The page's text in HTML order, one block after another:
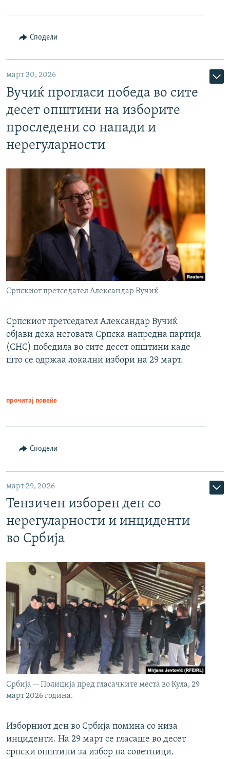
Сподели
март 30, 2026
Вучиќ прогласи победа во сите
десет општини на изборите
проследени со напади и
нерегуларности
Српскиот претседател Александар Вучиќ
Српскиот претседател Александар Вучиќ
објави дека неговата Српска напредна партија
(СНС) победила во сите десет општини каде
што се одржаа локални избори на 29 март.
прочитај повеќе
Сподели
март 29, 2026
Тензичен изборен ден со
нерегуларности и инциденти
во Србија
Србија -- Полиција пред гласачките места во Кула, 29
март 2026 година.
Изборниот ден во Србија помина со низа
инциденти. На 29 март се гласаше во десет
српски општини за избор на советници.